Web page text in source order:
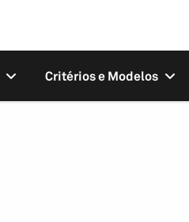
Critérios e Modelos